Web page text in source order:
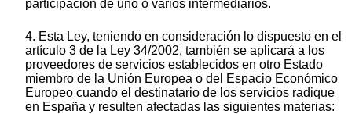
participación de uno o varios intermediarios.
4. Esta Ley, teniendo en consideración lo dispuesto en el
artículo 3 de la Ley 34/2002, también se aplicará a los
proveedores de servicios establecidos en otro Estado
miembro de la Unión Europea o del Espacio Económico
Europeo cuando el destinatario de los servicios radique
en España y resulten afectadas las siguientes materias: